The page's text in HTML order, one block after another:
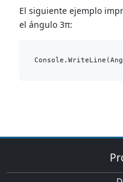
El siguiente ejemplo
el ángulo 3π: